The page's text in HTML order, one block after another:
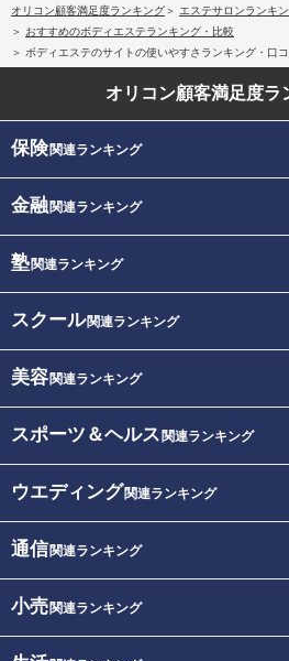
オリコン顧客満足度ランキング
エステサロンランキ
おすすめのボディエステランキング・比較
ボディエステのサイトの使いやすさランキング・口
オリコン顧客満足度ラ
保険関連ランキング
金融関連ランキング
塾関連ランキング
スクール関連ランキング
美容関連ランキング
スポーツ＆ヘルス 関連ランキング
ウエディング関連ランキング
通信関連ランキング
小売関連ランキング